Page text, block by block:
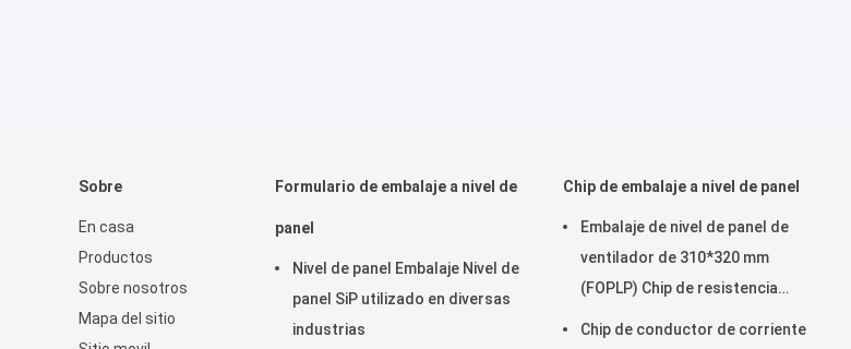
Sobre
En casa
Productos
Sobre nosotros
Mapa del sitio
Formulario de embalaje a nivel de
panel
Nivel de panel Embalaje Nivel de
panel SiP utilizado en diversas
industrias
Chip de embalaje a nivel de panel
Embalaje de nivel de panel de
ventilador de 310*320 mm
(FOPLP) Chip de resistencia
Chip de conductor de corriente